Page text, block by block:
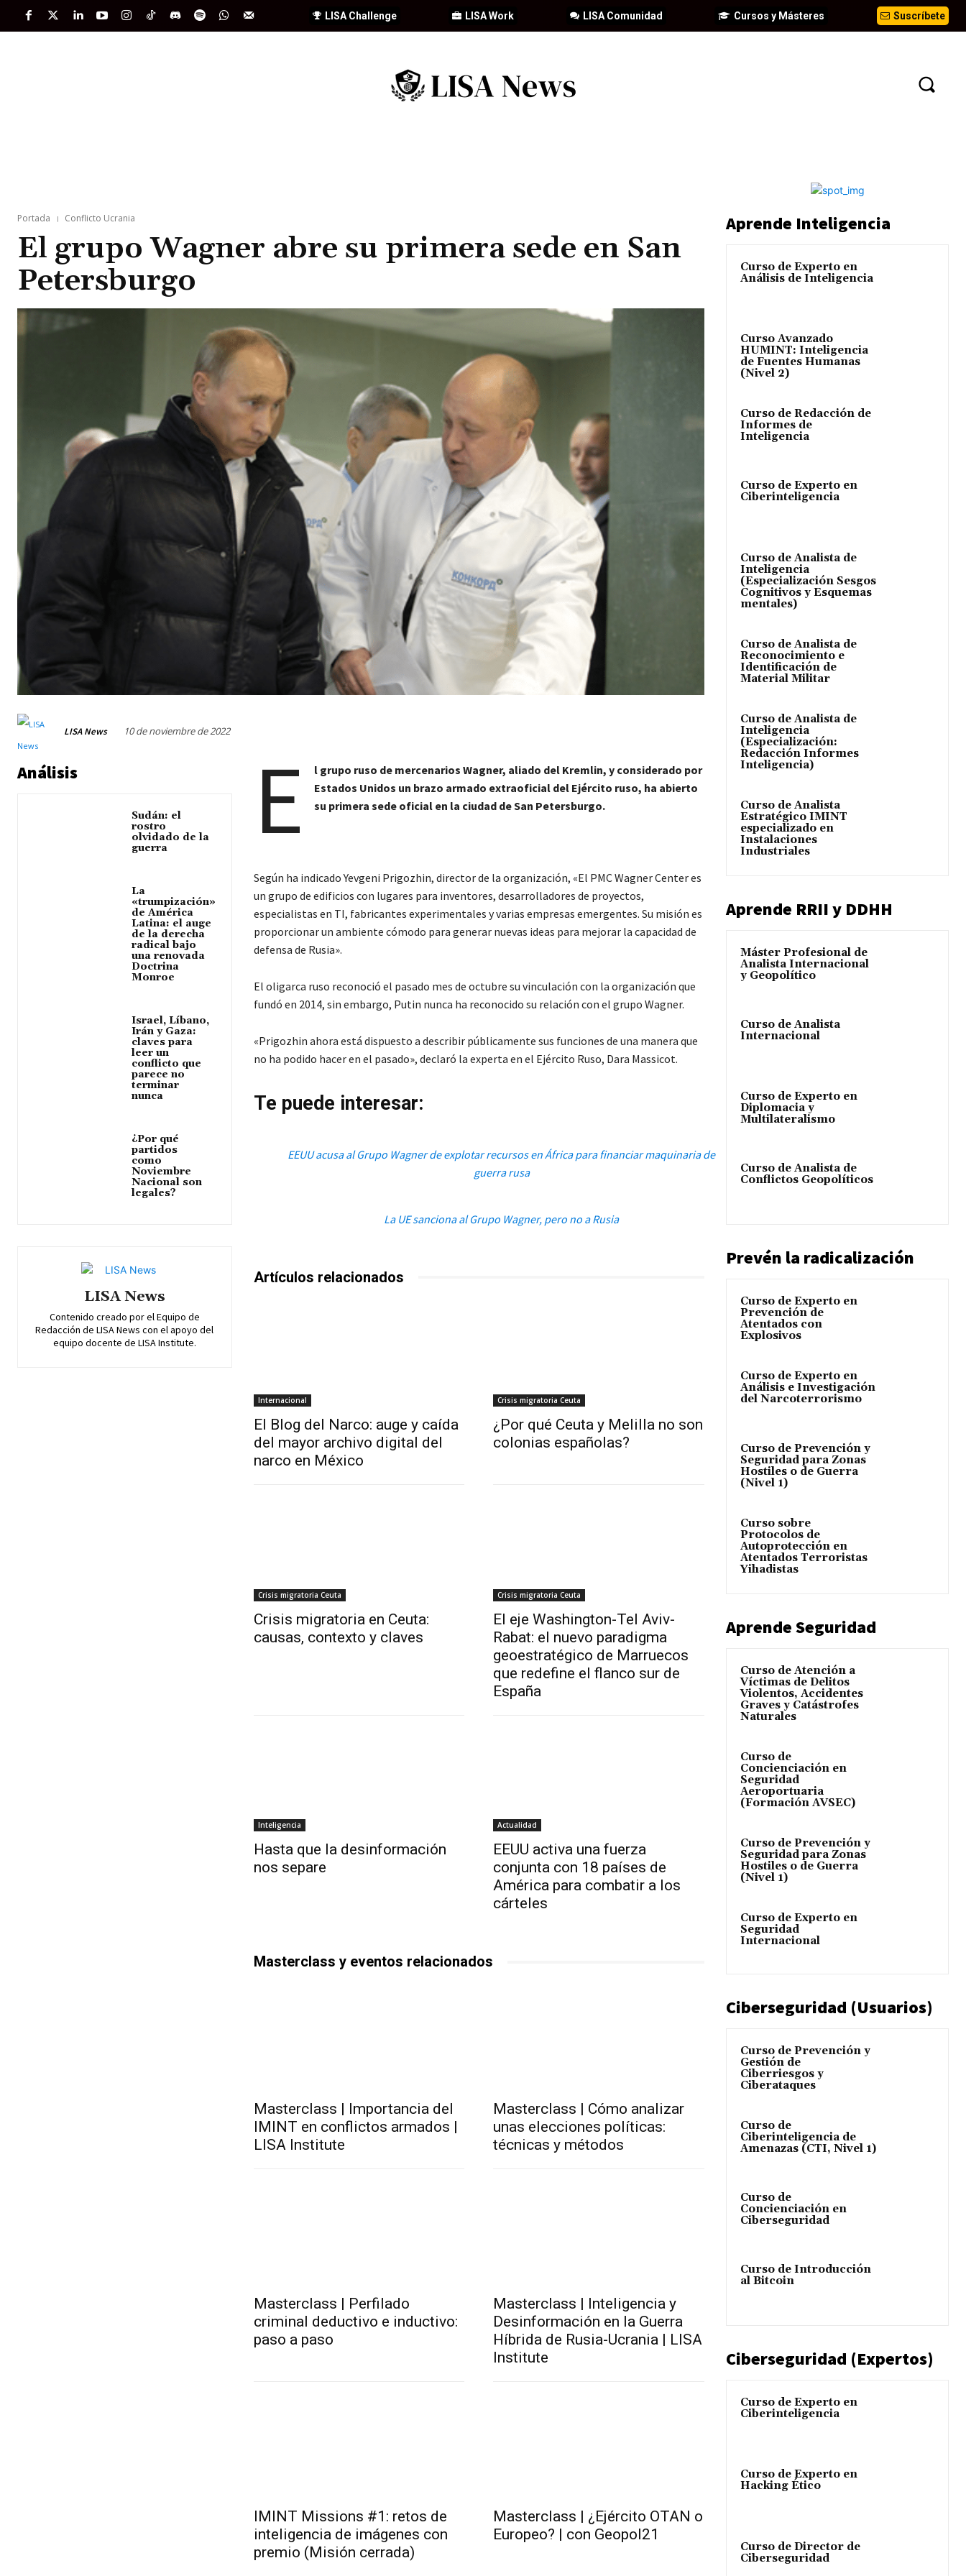
Suscríbete
Cursos y Másteres
LISA Comunidad
LISA Work
LISA Challenge
Portada Conflicto Ucrania
El grupo Wagner abre su primera sede en San
Petersburgo
LISA News 10 de noviembre de 2022
Análisis
Sudán: el
rostro
olvidado de la
guerra
La
«trumpización»
de América
Latina: el auge
de la derecha
radical bajo
una renovada
Doctrina
Monroe
Israel, Líbano,
Irán y Gaza:
claves para
leer un
conflicto que
parece no
terminar
nunca
¿Por qué
partidos
como
Noviembre
Nacional son
legales?
LISA News
Contenido creado por el Equipo de
Redacción de LISA News con el apoyo del
equipo docente de LISA Institute.
E
l grupo ruso de mercenarios Wagner, aliado del Kremlin, y considerado por
Estados Unidos un brazo armado extraoficial del Ejército ruso, ha abierto
su primera sede oficial en la ciudad de San Petersburgo.
Según ha indicado Yevgeni Prigozhin, director de la organización, «El PMC Wagner Center es
un grupo de edificios con lugares para inventores, desarrolladores de proyectos,
especialistas en TI, fabricantes experimentales y varias empresas emergentes. Su misión es
proporcionar un ambiente cómodo para generar nuevas ideas para mejorar la capacidad de
defensa de Rusia».
El oligarca ruso reconoció el pasado mes de octubre su vinculación con la organización que
fundó en 2014, sin embargo, Putin nunca ha reconocido su relación con el grupo Wagner.
«Prigozhin ahora está dispuesto a describir públicamente sus funciones de una manera que
no ha podido hacer en el pasado», declaró la experta en el Ejército Ruso, Dara Massicot.
Te puede interesar:
EEUU acusa al Grupo Wagner de explotar recursos en África para financiar maquinaria de
guerra rusa
La UE sanciona al Grupo Wagner, pero no a Rusia
Artículos relacionados
Internacional
El Blog del Narco: auge y caída
del mayor archivo digital del
narco en México
Crisis migratoria Ceuta
¿Por qué Ceuta y Melilla no son
colonias españolas?
Crisis migratoria Ceuta
Crisis migratoria en Ceuta:
causas, contexto y claves
Crisis migratoria Ceuta
El eje Washington-Tel Aviv-
Rabat: el nuevo paradigma
geoestratégico de Marruecos
que redefine el flanco sur de
España
Inteligencia
Hasta que la desinformación
nos separe
Actualidad
EEUU activa una fuerza
conjunta con 18 países de
América para combatir a los
cárteles
Masterclass y eventos relacionados
Masterclass | Importancia del
IMINT en conflictos armados |
LISA Institute
Masterclass | Cómo analizar
unas elecciones políticas:
técnicas y métodos
Masterclass | Perfilado
criminal deductivo e inductivo:
paso a paso
Masterclass | Inteligencia y
Desinformación en la Guerra
Híbrida de Rusia-Ucrania | LISA
Institute
IMINT Missions #1: retos de
inteligencia de imágenes con
premio (Misión cerrada)
Masterclass | ¿Ejército OTAN o
Europeo? | con Geopol21
Aprende Inteligencia
Curso de Experto en
Análisis de Inteligencia
Curso Avanzado
HUMINT: Inteligencia
de Fuentes Humanas
(Nivel 2)
Curso de Redacción de
Informes de
Inteligencia
Curso de Experto en
Ciberinteligencia
Curso de Analista de
Inteligencia
(Especialización Sesgos
Cognitivos y Esquemas
mentales)
Curso de Analista de
Reconocimiento e
Identificación de
Material Militar
Curso de Analista de
Inteligencia
(Especialización:
Redacción Informes
Inteligencia)
Curso de Analista
Estratégico IMINT
especializado en
Instalaciones
Industriales
Aprende RRII y DDHH
Máster Profesional de
Analista Internacional
y Geopolítico
Curso de Analista
Internacional
Curso de Experto en
Diplomacia y
Multilateralismo
Curso de Analista de
Conflictos Geopolíticos
Prevén la radicalización
Curso de Experto en
Prevención de
Atentados con
Explosivos
Curso de Experto en
Análisis e Investigación
del Narcoterrorismo
Curso de Prevención y
Seguridad para Zonas
Hostiles o de Guerra
(Nivel 1)
Curso sobre
Protocolos de
Autoprotección en
Atentados Terroristas
Yihadistas
Aprende Seguridad
Curso de Atención a
Víctimas de Delitos
Violentos, Accidentes
Graves y Catástrofes
Naturales
Curso de
Concienciación en
Seguridad
Aeroportuaria
(Formación AVSEC)
Curso de Prevención y
Seguridad para Zonas
Hostiles o de Guerra
(Nivel 1)
Curso de Experto en
Seguridad
Internacional
Ciberseguridad (Usuarios)
Curso de Prevención y
Gestión de
Ciberriesgos y
Ciberataques
Curso de
Ciberinteligencia de
Amenazas (CTI, Nivel 1)
Curso de
Concienciación en
Ciberseguridad
Curso de Introducción
al Bitcoin
Ciberseguridad (Expertos)
Curso de Experto en
Ciberinteligencia
Curso de Experto en
Hacking Ético
Curso de Director de
Ciberseguridad